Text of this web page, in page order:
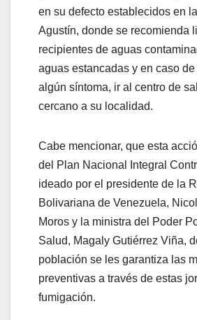
en su defecto establecidos en
Agustín, donde se recomienda
recipientes de aguas
aguas estancadas y en caso
algún síntoma, ir al centro de
cercano a su localidad.
Cabe mencionar, que esta
del Plan Nacional Integral
ideado por el presidente de la
Bolivariana de Venezuela,
Moros y la ministra del Poder
Salud, Magaly Gutiérrez Viña,
población se les garantiza las
preventivas a través de estas
fumigación.